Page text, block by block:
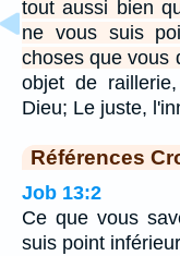
tout aussi bien
ne vous suis
choses que vous
objet de
Dieu; Le juste,
Références
Job 13:2
Ce que vous
suis point